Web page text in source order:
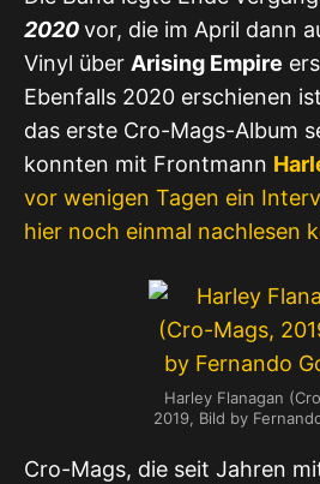
2020vor, die im April dann
Vinyl über Arising Empire
Ebenfalls 2020 erschienen ist
das erste Cro-Mags-Album
konnten mit Frontmann
vor wenigen Tagen ein
hier noch einmal nachlesen
Harley Flanagan
2019, Bild by
Cro-Mags, die seit Jahren